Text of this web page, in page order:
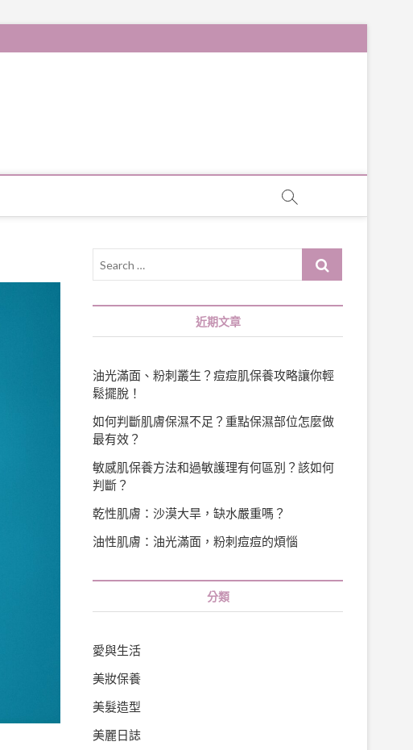
Search
近期文章
油光滿面、粉刺叢生？痘痘肌保養攻略讓你輕
鬆擺脫！
如何判斷肌膚保濕不足？重點保濕部位怎麼做
最有效？
敏感肌保養方法和過敏護理有何區別？該如何
判斷？
乾性肌膚：沙漠大旱，缺水嚴重嗎？
油性肌膚：油光滿面，粉刺痘痘的煩惱
分類
愛與生活
美妝保養
美髮造型
美麗日誌